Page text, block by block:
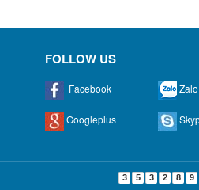
FOLLOW US
Facebook Zalo
Googleplus
3 5 3 2 8 9